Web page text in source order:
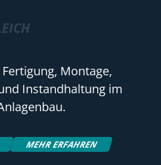
Montage,
Instandhaltung im
MEHR ERFAHREN